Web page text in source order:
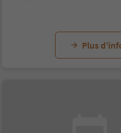
Plus